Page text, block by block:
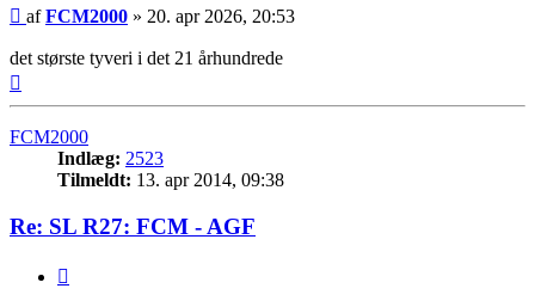
Indlæg
afFCM2000 » 20. apr 2026, 20:53
det største tyveri i det 21 århundrede
FCM2000
Indlæg: 2523
Tilmeldt: 13. apr 2014, 09:38
Re: SL R27: FCM - AGF